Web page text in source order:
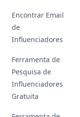
Encontrar Email
de
Influenciadores
Ferramenta de
Pesquisa de
Influenciadores
Gratuita